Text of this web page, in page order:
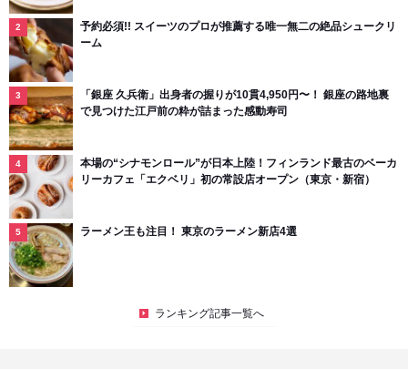
予約必須!! スイーツのプロが推薦する唯一無二の絶品シュークリ
ーム
「銀座 久兵衛」出身者の握りが10貫4,950円〜！ 銀座の路地裏
で見つけた江戸前の粋が詰まった感動寿司
本場の“シナモンロール”が日本上陸！フィンランド最古のベーカ
リーカフェ「エクベリ」初の常設店オープン（東京・新宿）
ラーメン王も注目！ 東京のラーメン新店4選
ランキング記事一覧へ